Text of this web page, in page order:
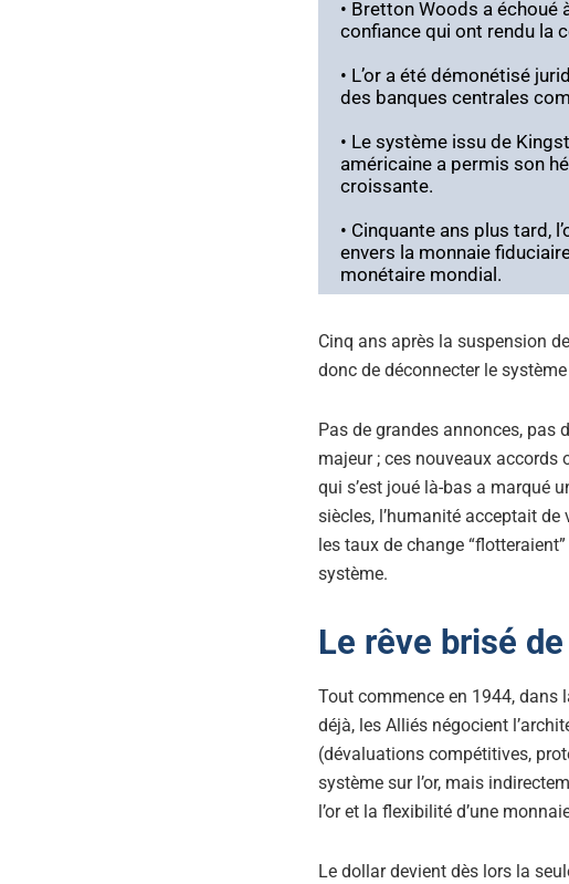
• Bretton Woods a échoué
confiance qui ont rendu la
• L’or a été démonétisé
des banques centrales
• Le système issu de
américaine a permis son
croissante.
• Cinquante ans plus tard,
envers la monnaie
monétaire mondial.
Cinq ans après la suspension
donc de déconnecter le
Pas de grandes annonces, pas
majeur ; ces nouveaux accords
qui s’est joué là-bas a marqué
siècles, l’humanité acceptait
les taux de change
système.
Le rêve brisé
Tout commence en 1944, dans
déjà, les Alliés négocient
(dévaluations compétitives,
système sur l’or, mais
l’or et la flexibilité d’une
Le dollar devient dès lors la